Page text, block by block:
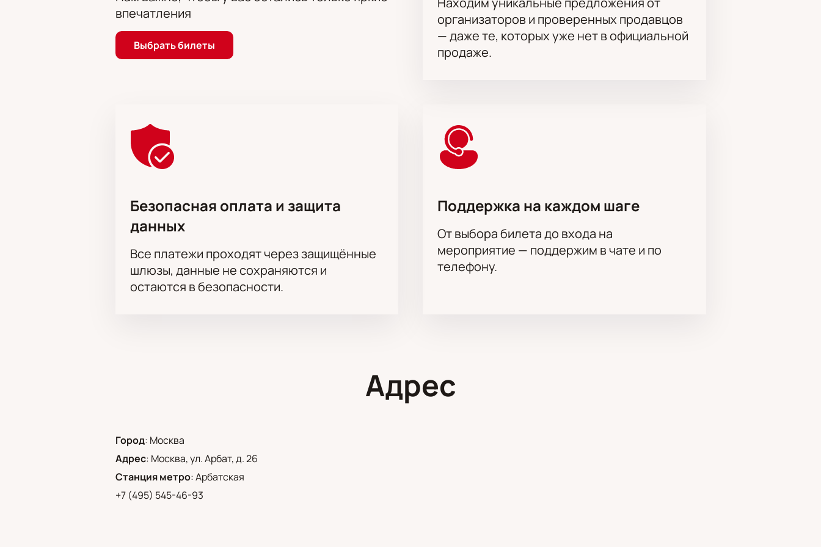
впечатления
Выбрать билеты
организаторов и проверенных продавцов
— даже те, которых уже нет в официальной
продаже.
Безопасная оплата и защита
данных
Все платежи проходят через защищённые
шлюзы, данные не сохраняются и
остаются в безопасности.
Поддержка на каждом шаге
От выбора билета до входа на
мероприятие — поддержим в чате и по
телефону.
Адрес
Город: Москва
Адрес: Москва, ул. Арбат, д. 26
Станция метро:Арбатская
+7 (495) 545-46-93